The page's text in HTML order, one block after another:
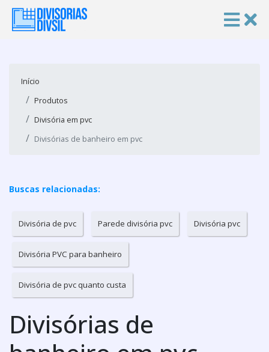
Início
Produtos
Divisória em pvc
Divisórias de banheiro em pvc
Buscas relacionadas:
Divisória de pvc Parede divisória pvc Divisória pvc
Divisória PVC para banheiro
Divisória de pvc quanto custa
Divisórias de